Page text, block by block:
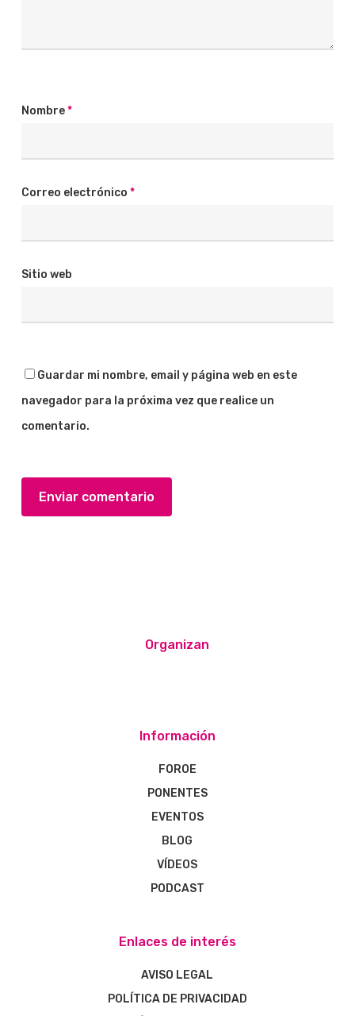
Nombre*
Correo electrónico *
Sitio web
Guardar mi nombre, email y página web en este
navegador para la próxima vez que realice un
comentario.
Organizan
Información
FOROE
PONENTES
EVENTOS
BLOG
VÍDEOS
PODCAST
Enlaces de interés
AVISO LEGAL
POLÍTICA DE PRIVACIDAD